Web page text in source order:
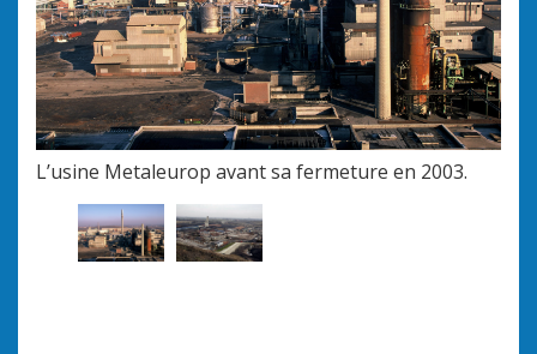
L’usine Metaleurop avant sa fermeture en 2003.